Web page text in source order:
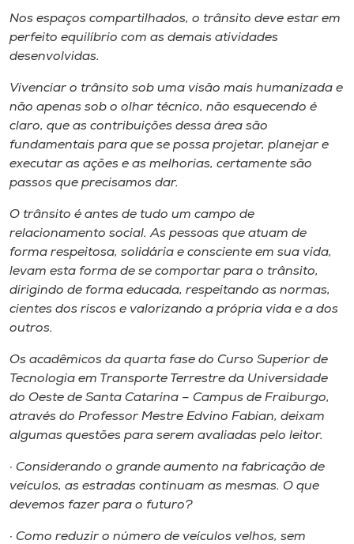
Nos espaços compartilhados, o trânsito deve estar em
perfeito equilíbrio com as demais atividades
desenvolvidas.
Vivenciar o trânsito sob uma visão mais humanizada e
não apenas sob o olhar técnico, não esquecendo é
claro, que as contribuições dessa área são
fundamentais para que se possa projetar, planejar e
executar as ações e as melhorias, certamente são
passos que precisamos dar.
O trânsito é antes de tudo um campo de
relacionamento social. As pessoas que atuam de
forma respeitosa, solidária e consciente em sua vida,
levam esta forma de se comportar para o trânsito,
dirigindo de forma educada, respeitando as normas,
cientes dos riscos e valorizando a própria vida e a dos
outros.
Os acadêmicos da quarta fase do Curso Superior de
Tecnologia em Transporte Terrestre da Universidade
do Oeste de Santa Catarina – Campus de Fraiburgo,
através do Professor Mestre Edvino Fabian, deixam
algumas questões para serem avaliadas pelo leitor.
· Considerando o grande aumento na fabricação de
veículos, as estradas continuam as mesmas. O que
devemos fazer para o futuro?
· Como reduzir o número de veículos velhos, sem